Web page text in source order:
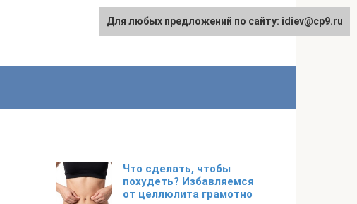
Что сделать, чтобы
похудеть? Избавляемся
от целлюлита грамотно
Для любых предложений по сайту: idiev@cp9.ru